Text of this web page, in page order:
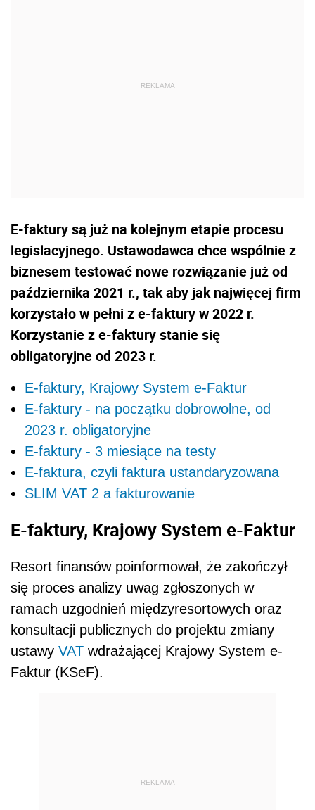
E-faktury są już na kolejnym etapie procesu
legislacyjnego. Ustawodawca chce wspólnie z
biznesem testować nowe rozwiązanie już od
października 2021 r., tak aby jak najwięcej firm
korzystało w pełni z e-faktury w 2022 r.
Korzystanie z e-faktury stanie się
obligatoryjne od 2023 r.
E-faktury, Krajowy System e-Faktur
E-faktury - na początku dobrowolne, od
2023 r. obligatoryjne
E-faktury - 3 miesiące na testy
E-faktura, czyli faktura ustandaryzowana
SLIM VAT 2 a fakturowanie
E-faktury, Krajowy System e-Faktur
Resort finansów poinformował, że zakończył
się proces analizy uwag zgłoszonych w
ramach uzgodnień międzyresortowych oraz
konsultacji publicznych do projektu zmiany
ustawy VAT wdrażającej Krajowy System e-
Faktur (KSeF).
REKLAMA